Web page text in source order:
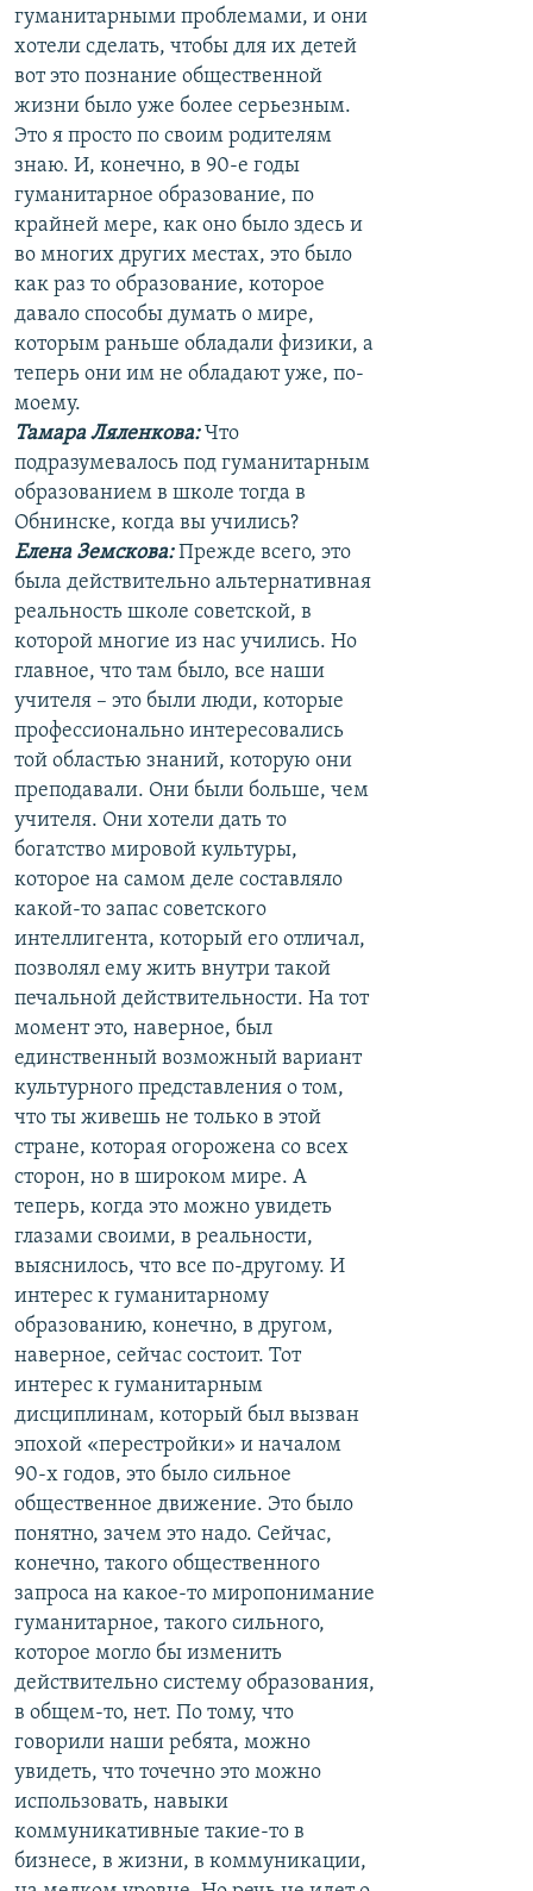
гуманитарными проблемами, и они
хотели сделать, чтобы для их детей
вот это познание общественной
жизни было уже более серьезным.
Это я просто по своим родителям
знаю. И, конечно, в 90-е годы
гуманитарное образование, по
крайней мере, как оно было здесь и
во многих других местах, это было
как раз то образование, которое
давало способы думать о мире,
которым раньше обладали физики, а
теперь они им не обладают уже, по-
моему.
Тамара Ляленкова:Что
подразумевалось под гуманитарным
образованием в школе тогда в
Обнинске, когда вы учились?
Елена Земскова:Прежде всего, это
была действительно альтернативная
реальность школе советской, в
которой многие из нас учились. Но
главное, что там было, все наши
учителя – это были люди, которые
профессионально интересовались
той областью знаний, которую они
преподавали. Они были больше, чем
учителя. Они хотели дать то
богатство мировой культуры,
которое на самом деле составляло
какой-то запас советского
интеллигента, который его отличал,
позволял ему жить внутри такой
печальной действительности. На тот
момент это, наверное, был
единственный возможный вариант
культурного представления о том,
что ты живешь не только в этой
стране, которая огорожена со всех
сторон, но в широком мире. А
теперь, когда это можно увидеть
глазами своими, в реальности,
выяснилось, что все по-другому. И
интерес к гуманитарному
образованию, конечно, в другом,
наверное, сейчас состоит. Тот
интерес к гуманитарным
дисциплинам, который был вызван
эпохой «перестройки» и началом
90-х годов, это было сильное
общественное движение. Это было
понятно, зачем это надо. Сейчас,
конечно, такого общественного
запроса на какое-то миропонимание
гуманитарное, такого сильного,
которое могло бы изменить
действительно систему образования,
в общем-то, нет. По тому, что
говорили наши ребята, можно
увидеть, что точечно это можно
использовать, навыки
коммуникативные такие-то в
бизнесе, в жизни, в коммуникации,